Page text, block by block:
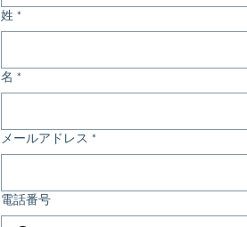
姓 *
名 *
メールアドレス *
電話番号